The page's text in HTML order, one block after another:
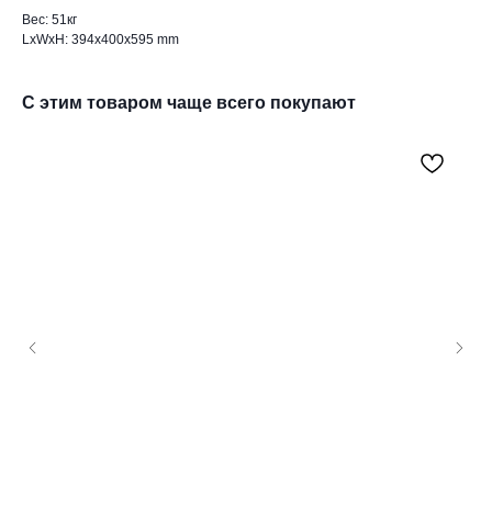
Вес: 51кг
LxWxH: 394x400x595 mm
С этим товаром чаще всего покупают